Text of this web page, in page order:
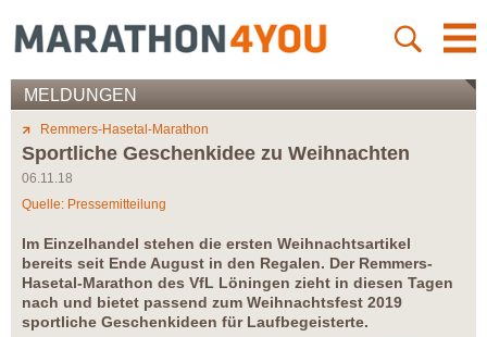
MELDUNGEN
Remmers-Hasetal-Marathon
Sportliche Geschenkidee zu Weihnachten
06.11.18
Quelle: Pressemitteilung
Im Einzelhandel stehen die ersten Weihnachtsartikel
bereits seit Ende August in den Regalen. Der Remmers-
Hasetal-Marathon des VfL Löningen zieht in diesen Tagen
nach und bietet passend zum Weihnachtsfest 2019
sportliche Geschenkideen für Laufbegeisterte.